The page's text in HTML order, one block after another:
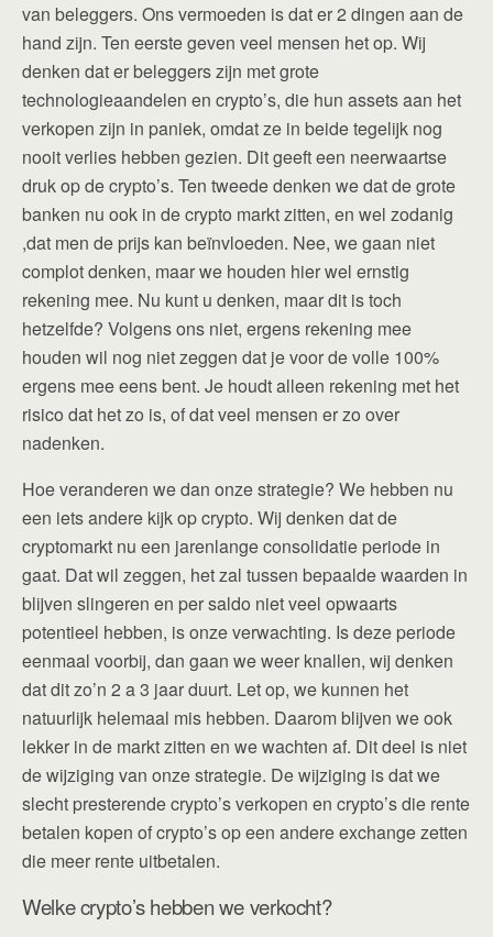
van beleggers. Ons vermoeden is dat er 2 dingen aan de
hand zijn. Ten eerste geven veel mensen het op. Wij
denken dat er beleggers zijn met grote
technologieaandelen en crypto’s, die hun assets aan het
verkopen zijn in paniek, omdat ze in beide tegelijk nog
nooit verlies hebben gezien. Dit geeft een neerwaartse
druk op de crypto’s. Ten tweede denken we dat de grote
banken nu ook in de crypto markt zitten, en wel zodanig
,dat men de prijs kan beïnvloeden. Nee, we gaan niet
complot denken, maar we houden hier wel ernstig
rekening mee. Nu kunt u denken, maar dit is toch
hetzelfde? Volgens ons niet, ergens rekening mee
houden wil nog niet zeggen dat je voor de volle 100%
ergens mee eens bent. Je houdt alleen rekening met het
risico dat het zo is, of dat veel mensen er zo over
nadenken.
Hoe veranderen we dan onze strategie? We hebben nu
een iets andere kijk op crypto. Wij denken dat de
cryptomarkt nu een jarenlange consolidatie periode in
gaat. Dat wil zeggen, het zal tussen bepaalde waarden in
blijven slingeren en per saldo niet veel opwaarts
potentieel hebben, is onze verwachting. Is deze periode
eenmaal voorbij, dan gaan we weer knallen, wij denken
dat dit zo’n 2 a 3 jaar duurt. Let op, we kunnen het
natuurlijk helemaal mis hebben. Daarom blijven we ook
lekker in de markt zitten en we wachten af. Dit deel is niet
de wijziging van onze strategie. De wijziging is dat we
slecht presterende crypto’s verkopen en crypto’s die rente
betalen kopen of crypto’s op een andere exchange zetten
die meer rente uitbetalen.
Welke crypto’s hebben we verkocht?